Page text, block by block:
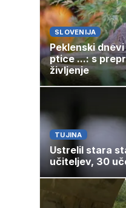
SLOVENIJA
Peklenski
ptice ...: s
življenje
TUJINA
Ustrelil stara
učiteljev, 30